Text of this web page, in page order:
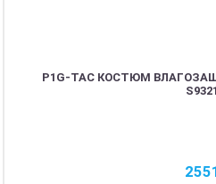
P1G-TAC КОСТЮМ